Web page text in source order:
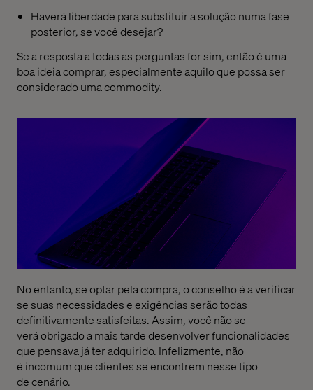
Haverá liberdade para substituir a solução numa fase
posterior, sevocê desejar?
Se a resposta a todasas perguntasfor sim, então é uma
boa ideia comprar, especialmenteaquilo que possaser
consideradoumacommodity.
No entanto,se optar pela compra,o conselho éa verificar
se suas necessidades e exigênciasserãotodas
definitivamente satisfeitas. Assim,você nãose
veráobrigado amais tardedesenvolver funcionalidades
que pensava já teradquirido. Infelizmente, não
é incomumque clientesse encontrem nessetipo
decenário.